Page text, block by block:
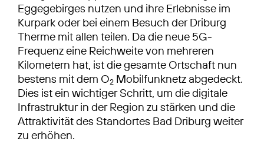
Eggegebirges nutzen und ihre Erlebnisse im
Kurpark oder bei einem Besuch der Driburg
Therme mit allen teilen. Da die neue 5G-
Frequenz eine Reichweite von mehreren
Kilometern hat, ist die gesamte Ortschaft nun
bestens mit dem O2 Mobilfunknetz abgedeckt.
Dies ist ein wichtiger Schritt, um die digitale
Infrastruktur in der Region zu stärken und die
Attraktivität des Standortes Bad Driburg weiter
zu erhöhen.